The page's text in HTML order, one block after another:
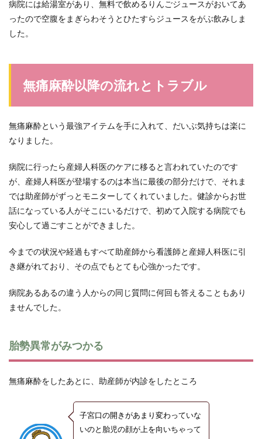
病院には給湯室があり、無料で飲めるりんごジュースがおいてあ
ったので空腹をまぎらわそうとひたすらジュースをがぶ飲みしま
した。
無痛麻酔以降の流れとトラブル
無痛麻酔という最強アイテムを手に入れて、だいぶ気持ちは楽に
なりました。
病院に行ったら産婦人科医のケアに移ると言われていたのです
が、産婦人科医が登場するのは本当に最後の部分だけで、それま
では助産師がずっとモニターしてくれていました。健診からお世
話になっている人がそこにいるだけで、初めて入院する病院でも
安心して過ごすことができました。
今までの状況や経過もすべて助産師から看護師と産婦人科医に引
き継がれており、その点でもとても心強かったです。
病院あるあるの違う人からの同じ質問に何回も答えることもあり
ませんでした。
胎勢異常がみつかる
無痛麻酔をしたあとに、助産師が内診をしたところ
子宮口の開きがあまり変わっていな
いのと胎児の顔が上を向いちゃって